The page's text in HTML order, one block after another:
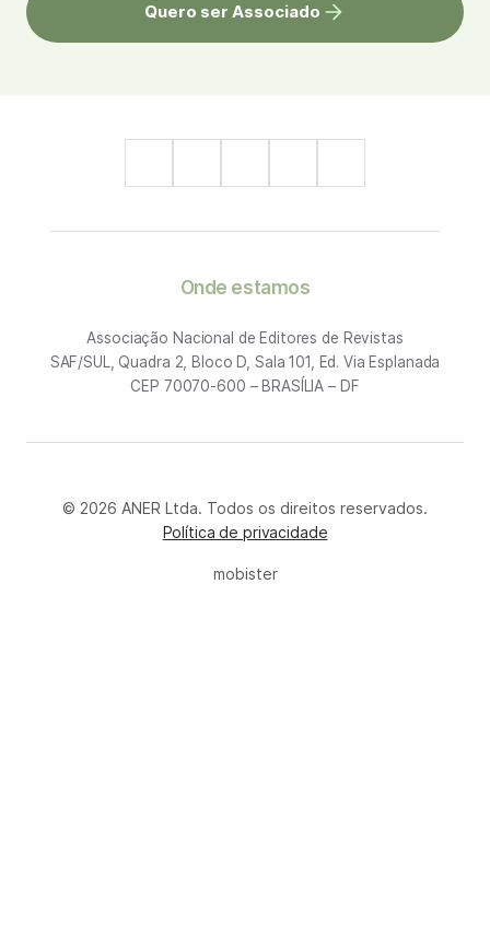
Quero ser Associado
Onde estamos
Associação Nacional de Editores de Revistas
SAF/SUL, Quadra 2, Bloco D, Sala 101, Ed. Via Esplanada
CEP 70070-600 – BRASÍLIA – DF
© 2026 ANER Ltda. Todos os direitos reservados.
Política de privacidade
mobister